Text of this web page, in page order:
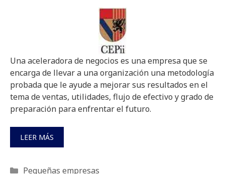
Una aceleradora de negocios es una empresa que se
encarga de llevar a una organización una metodología
probada que le ayude a mejorar sus resultados en el
tema de ventas, utilidades, flujo de efectivo y grado de
preparación para enfrentar el futuro.
LEER MÁS
Categorías
Pequeñas empresas